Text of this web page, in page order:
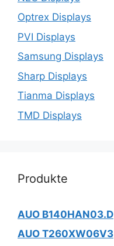
Optrex Displays
PVI Displays
Samsung Displays
Sharp Displays
Tianma Displays
TMD Displays
Produkte
AUO B140HAN03.D
AUO T260XW06V3